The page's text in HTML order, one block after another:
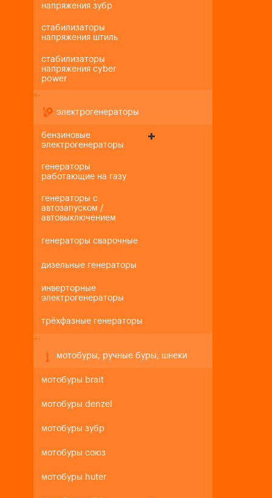
напряжения зубр
стабилизаторы
напряжения штиль
стабилизаторы
напряжения cyber
power
+-
электрогенераторы
бензиновые
электрогенераторы
генераторы
работающие на газу
генераторы с
автозапуском /
автовыключением
генераторы сварочные
дизельные генераторы
инверторные
электрогенераторы
трёхфазные генераторы
+-
мотобуры, ручные буры, шнеки
мотобуры brait
мотобуры denzel
мотобуры зубр
мотобуры союз
мотобуры huter